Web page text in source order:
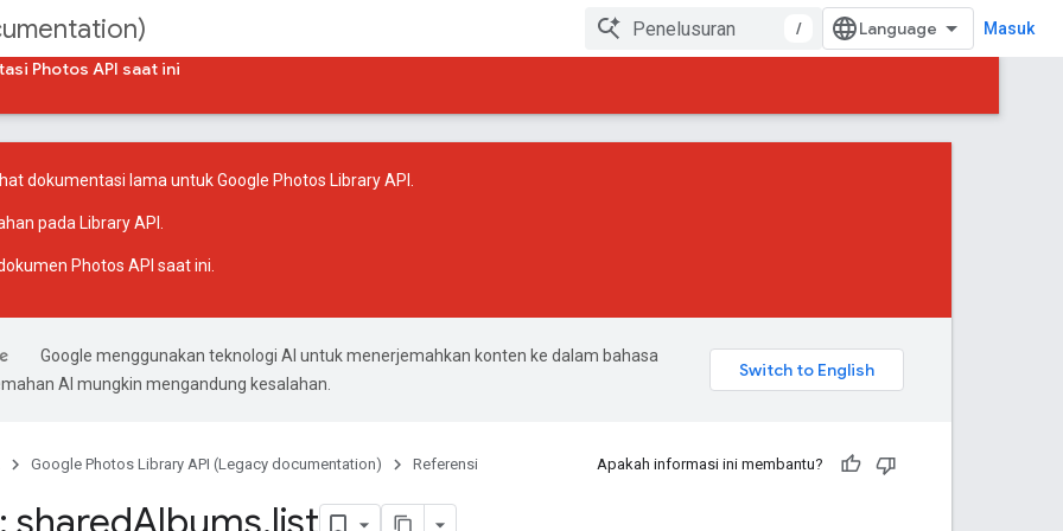
/ Masuk
Photos API saat ini
dokumentasi lama untuk Google Photos Library API.
pada Library API
Photos API saat ini
Google menggunakan teknologi AI untuk menerjemahkan konten ke dalam bahasa
AI mungkin mengandung kesalahan.
Google Photos Library API (Legacy documentation) Referensi Apakah informasi ini membantu?
sharedAlbums.list